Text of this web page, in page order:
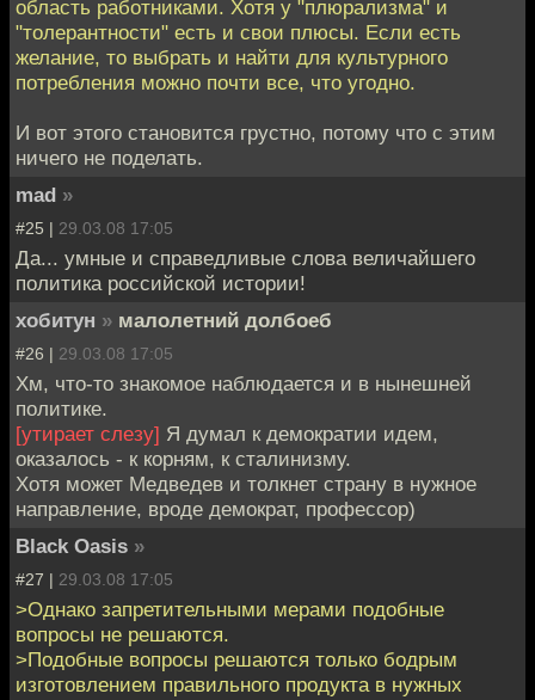
область работниками. Хотя у "плюрализма" и
"толерантности" есть и свои плюсы. Если есть
желание, то выбрать и найти для культурного
потребления можно почти все, что угодно.
И вот этого становится грустно, потому что с этим
ничего не поделать.
mad »
#25 | 29.03.08 17:05
Да... умные и справедливые слова величайшего
политика российской истории!
хобитун » малолетний долбоеб
#26 | 29.03.08 17:05
Хм, что-то знакомое наблюдается и в нынешней
политике.
[утирает слезу] Я думал к демократии идем,
оказалось - к корням, к сталинизму.
Хотя может Медведев и толкнет страну в нужное
направление, вроде демократ, профессор)
Black Oasis »
#27 | 29.03.08 17:05
>Однако запретительными мерами подобные
вопросы не решаются.
>Подобные вопросы решаются только бодрым
изготовлением правильного продукта в нужных